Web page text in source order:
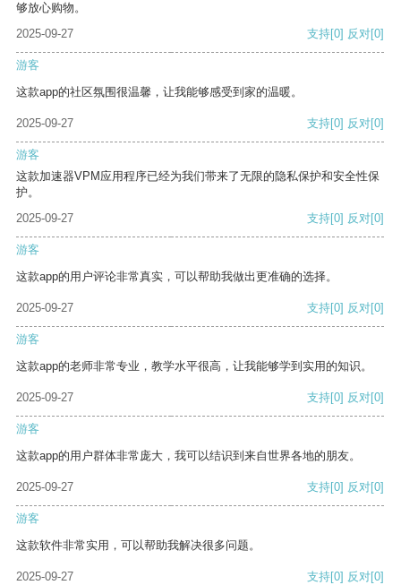
够放心购物。
2025-09-27
支持[0] 反对[0]
游客
这款app的社区氛围很温馨，让我能够感受到家的温暖。
2025-09-27 支持[0] 反对[0]
游客
这款加速器VPM应用程序已经为我们带来了无限的隐私保护和安全性保
护。
2025-09-27
支持[0] 反对[0]
游客
这款app的用户评论非常真实，可以帮助我做出更准确的选择。
2025-09-27 支持[0] 反对[0]
游客
这款app的老师非常专业，教学水平很高，让我能够学到实用的知识。
2025-09-27 支持[0] 反对[0]
游客
这款app的用户群体非常庞大，我可以结识到来自世界各地的朋友。
2025-09-27 支持[0] 反对[0]
游客
这款软件非常实用，可以帮助我解决很多问题。
2025-09-27 支持[0] 反对[0]